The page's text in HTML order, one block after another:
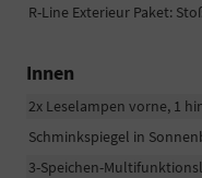
R-Line Exterieur Paket:
Innen
2x Leselampen vorne, 1
Schminkspiegel in
3-Speichen-